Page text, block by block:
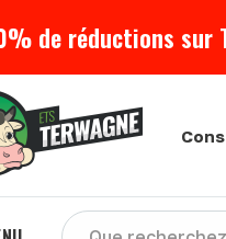
de réductions sur